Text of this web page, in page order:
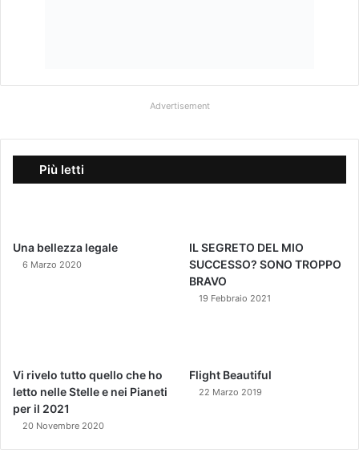
Advertisement
Più letti
Una bellezza legale
6 Marzo 2020
IL SEGRETO DEL MIO
SUCCESSO? SONO TROPPO
BRAVO
19 Febbraio 2021
Vi rivelo tutto quello che ho
letto nelle Stelle e nei Pianeti
per il 2021
20 Novembre 2020
Flight Beautiful
22 Marzo 2019